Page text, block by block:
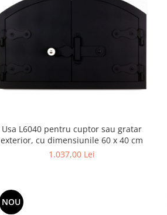
Usa L6040 pentru cuptor sau gratar
exterior, cu dimensiunile 60 x 40 cm
1.037,00 Lei
NOU